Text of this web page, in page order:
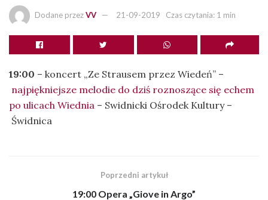
Dodane przezVV 21-09-2019 Czas czytania: 1 min
19:00 – koncert „Ze Strausem przez Wiedeń” –
najpiękniejsze melodie do dziś roznoszące się echem
po ulicach Wiednia – Swidnicki Ośrodek Kultury –
Świdnica
Poprzedni artykuł
19:00 Opera „Giove in Argo”